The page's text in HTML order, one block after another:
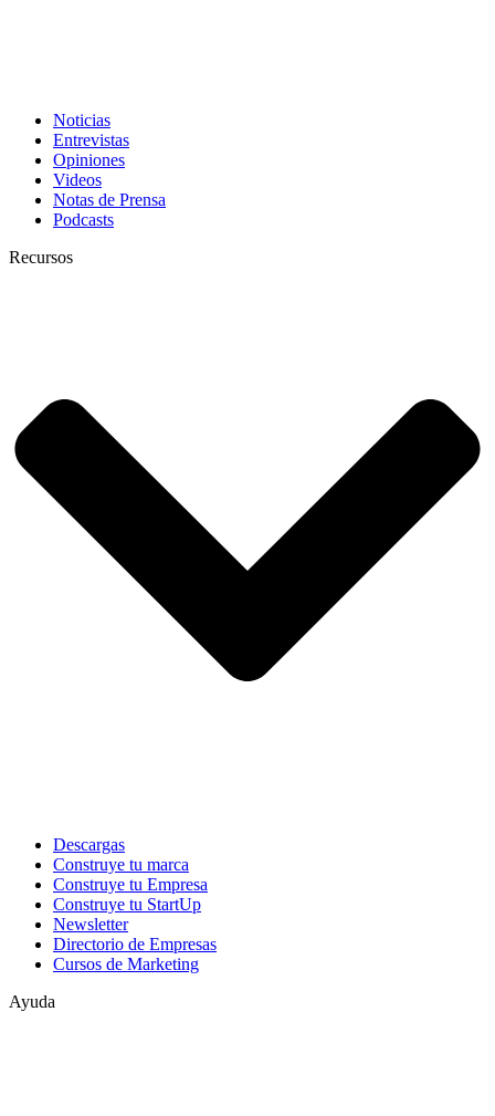
Noticias
Entrevistas
Opiniones
Videos
Notas de Prensa
Podcasts
Recursos
Descargas
Construye tu marca
Construye tu Empresa
Construye tu StartUp
Newsletter
Directorio de Empresas
Cursos de Marketing
Ayuda